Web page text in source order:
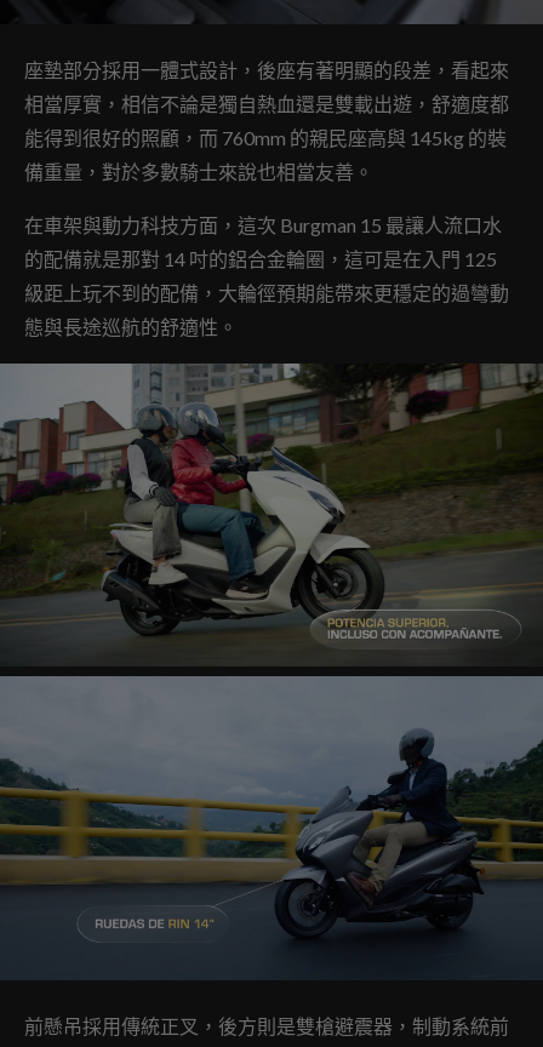
座墊部分採用一體式設計，後座有著明顯的段差，看起來
相當厚實，相信不論是獨自熱血還是雙載出遊，舒適度都
能得到很好的照顧，而 760mm 的親民座高與 145kg 的裝
備重量，對於多數騎士來說也相當友善。
在車架與動力科技方面，這次 Burgman 15 最讓人流口水
的配備就是那對 14 吋的鋁合金輪圈，這可是在入門 125
級距上玩不到的配備，大輪徑預期能帶來更穩定的過彎動
態與長途巡航的舒適性。
前懸吊採用傳統正叉，後方則是雙槍避震器，制動系統前